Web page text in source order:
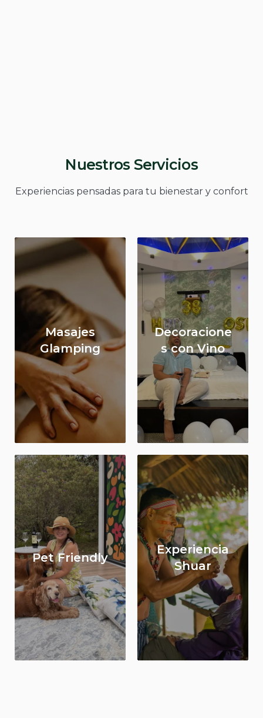
Nuestros Servicios
Experiencias pensadas para tu bienestar y confort
Masajes
Glamping
Decoracione
s con Vino
Pet Friendly
Experiencia
Shuar